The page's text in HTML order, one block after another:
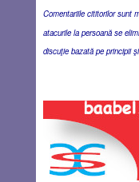
Comentariile cititorilor sunt
atacurile la persoană se
discuţie bazată pe principii